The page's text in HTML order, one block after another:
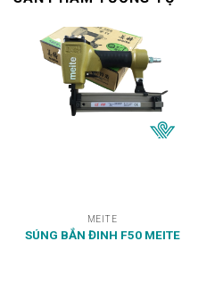
MEITE
SÚNG BẮN ĐINH F50 MEITE